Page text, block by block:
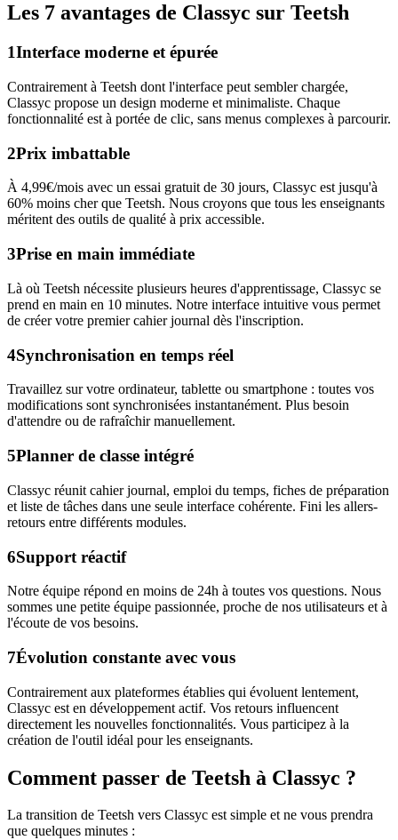
Les 7 avantages de Classyc sur Teetsh
1Interface moderne et épurée
Contrairement à Teetsh dont l'interface peut sembler chargée,
Classyc propose un design moderne et minimaliste. Chaque
fonctionnalité est à portée de clic, sans menus complexes à parcourir.
2Prix imbattable
À 4,99€/mois avec un essai gratuit de 30 jours, Classyc est jusqu'à
60% moins cher que Teetsh. Nous croyons que tous les enseignants
méritent des outils de qualité à prix accessible.
3Prise en main immédiate
Là où Teetsh nécessite plusieurs heures d'apprentissage, Classyc se
prend en main en 10 minutes. Notre interface intuitive vous permet
de créer votre premier cahier journal dès l'inscription.
4Synchronisation en temps réel
Travaillez sur votre ordinateur, tablette ou smartphone : toutes vos
modifications sont synchronisées instantanément. Plus besoin
d'attendre ou de rafraîchir manuellement.
5Planner de classe intégré
Classyc réunit cahier journal, emploi du temps, fiches de préparation
et liste de tâches dans une seule interface cohérente. Fini les allers-
retours entre différents modules.
6Support réactif
Notre équipe répond en moins de 24h à toutes vos questions. Nous
sommes une petite équipe passionnée, proche de nos utilisateurs et à
l'écoute de vos besoins.
7Évolution constante avec vous
Contrairement aux plateformes établies qui évoluent lentement,
Classyc est en développement actif. Vos retours influencent
directement les nouvelles fonctionnalités. Vous participez à la
création de l'outil idéal pour les enseignants.
Comment passer de Teetsh à Classyc ?
La transition de Teetsh vers Classyc est simple et ne vous prendra
que quelques minutes :